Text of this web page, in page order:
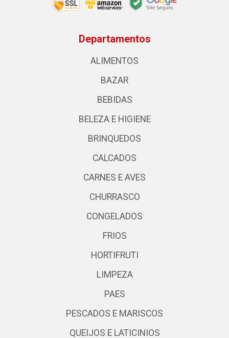
Departamentos
ALIMENTOS
BAZAR
BEBIDAS
BELEZA E HIGIENE
BRINQUEDOS
CALCADOS
CARNES E AVES
CHURRASCO
CONGELADOS
FRIOS
HORTIFRUTI
LIMPEZA
PAES
PESCADOS E MARISCOS
QUEIJOS E LATICINIOS